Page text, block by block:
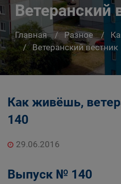
Ветеранский
Главная Разное
Ветеранский вестник
Как живёшь,
140
29.06.2016
Выпуск № 140